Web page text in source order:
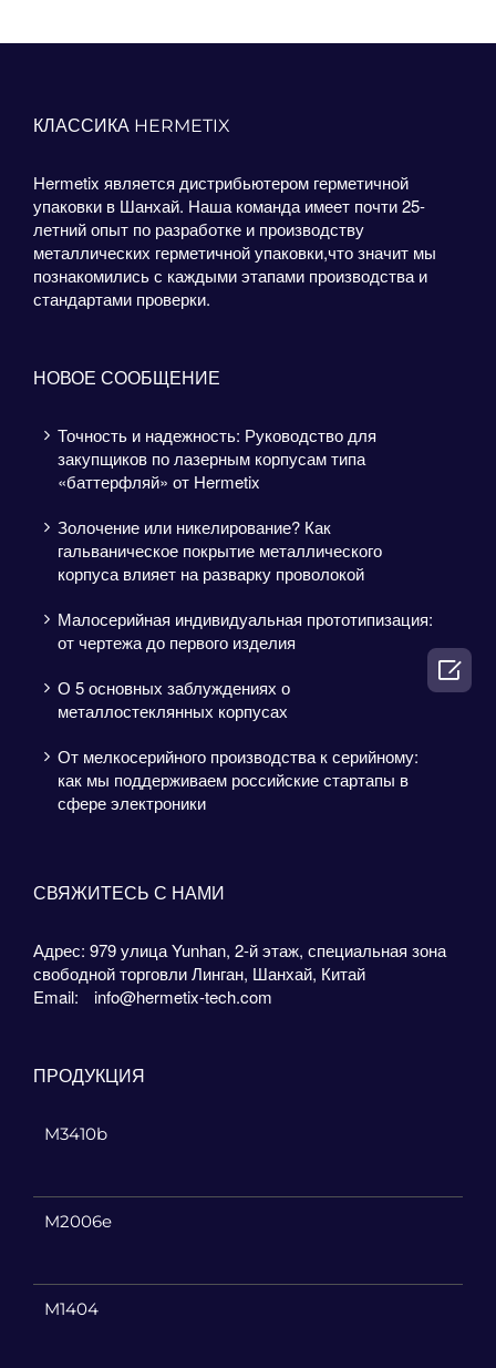
КЛАССИКА HERMETIX
Hermetix является дистрибьютером герметичной
упаковки в Шанхай. Наша команда имеет почти 25-
летний опыт по разработке и производству
металлических герметичной упаковки,что значит мы
познакомились с каждыми этапами производства и
стандартами проверки.
НОВОЕ СООБЩЕНИЕ
Точность и надежность: Руководство для
закупщиков по лазерным корпусам типа
«баттерфляй» от Hermetix
Золочение или никелирование? Как
гальваническое покрытие металлического
корпуса влияет на разварку проволокой
Малосерийная индивидуальная прототипизация:
от чертежа до первого изделия
О 5 основных заблуждениях о
металлостеклянных корпусах
От мелкосерийного производства к серийному:
как мы поддерживаем российские стартапы в
сфере электроники
СВЯЖИТЕСЬ С НАМИ
Адрес: 979 улица Yunhan, 2-й этаж, специальная зона
свободной торговли Линган, Шанхай, Китай
Email:
info@hermetix-tech.com
ПРОДУКЦИЯ
M3410b
M2006e
M1404
